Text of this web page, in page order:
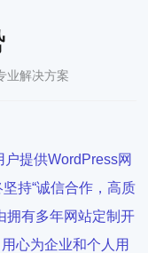
业解决方案
提供WordPress网
持“诚信合作，高质
拥有多年网站定制开
心为企业和个人用